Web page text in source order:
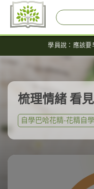
學員說：應該要
梳理情緒 看
自學巴哈花精-花精自學